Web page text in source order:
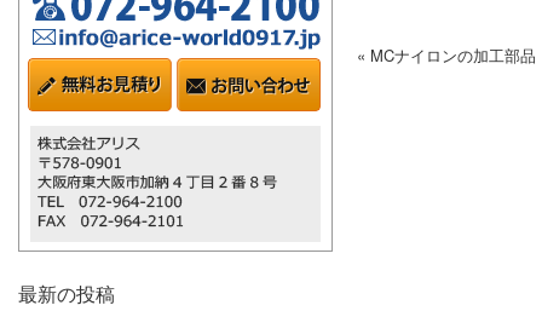
« MCナイロンの加工部
最新の投稿